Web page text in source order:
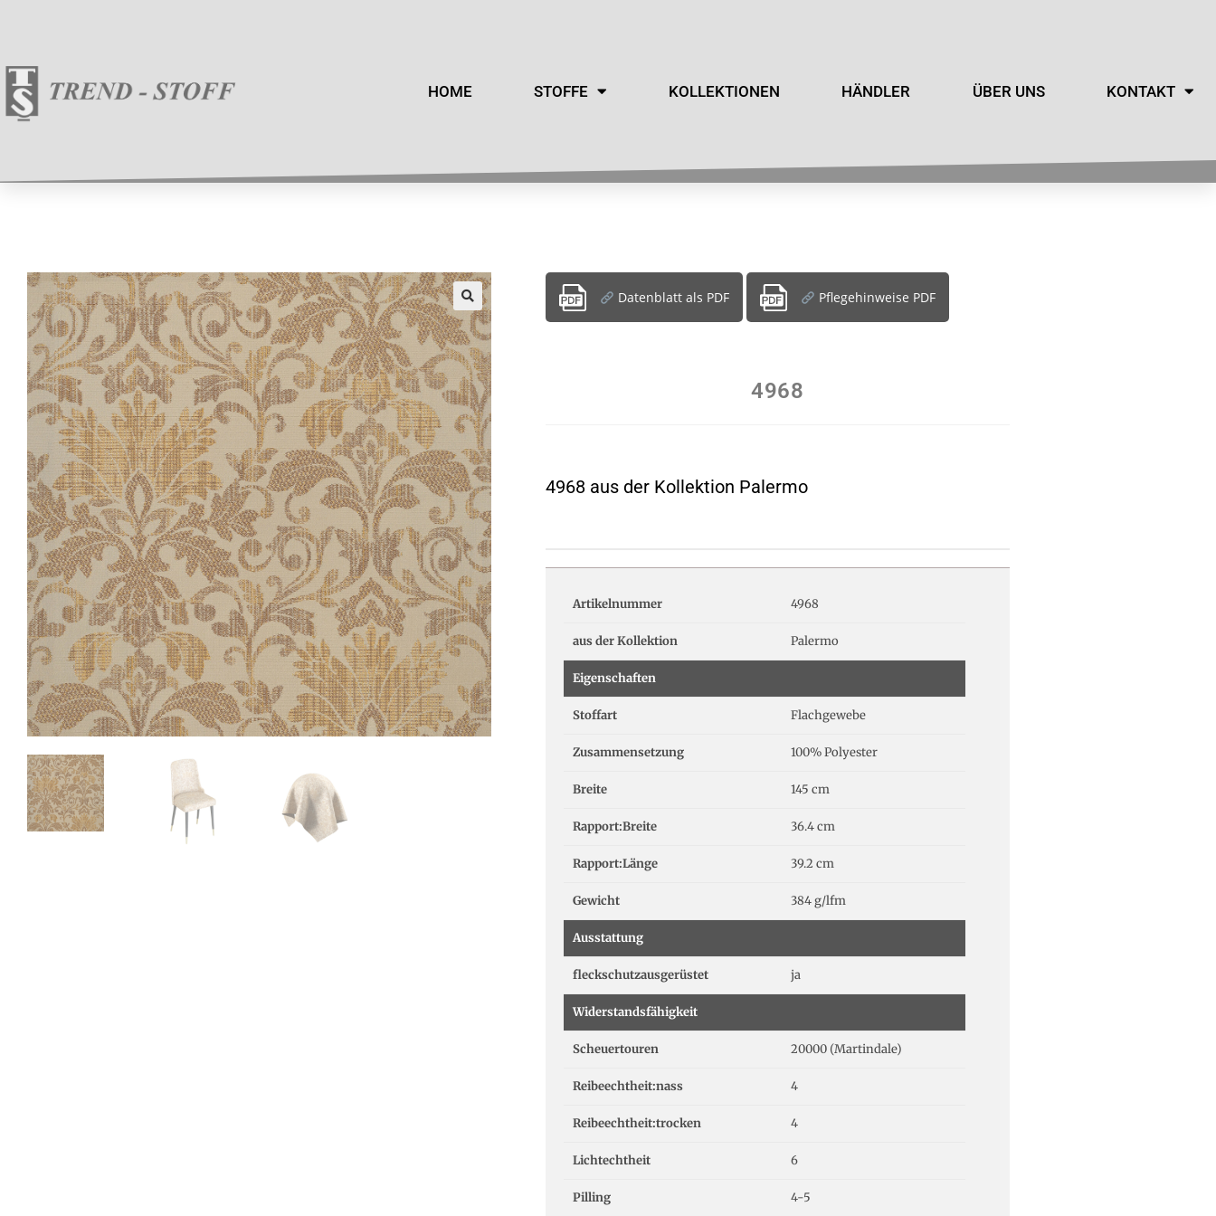
HOME STOFFE KOLLEKTIONEN HÄNDLER ÜBER UNS KONTAKT
Datenblatt als PDF Pflegehinweise PDF
4968
4968 aus der Kollektion Palermo
Artikelnummer 4968
aus der Kollektion Palermo
Eigenschaften
Stoffart Flachgewebe
Zusammensetzung 100% Polyester
Breite 145 cm
Rapport:Breite 36.4 cm
Rapport:Länge 39.2 cm
Gewicht 384 g/lfm
Ausstattung
fleckschutzausgerüstet ja
Widerstandsfähigkeit
Scheuertouren 20000 (Martindale)
Reibeechtheit:nass 4
Reibeechtheit:trocken 4
Lichtechtheit 6
Pilling 4-5